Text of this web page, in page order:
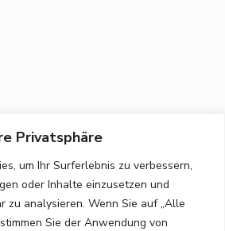
Privatsphäre
um Ihr Surferlebnis zu verbessern,
oder Inhalte einzusetzen und
zu analysieren. Wenn Sie auf „Alle
Sie der Anwendung von